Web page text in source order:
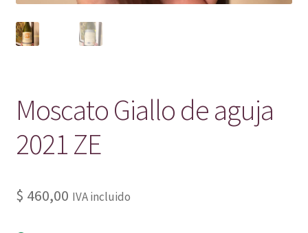
Moscato Giallo de aguja
2021 ZE
$ 460,00 IVA incluido